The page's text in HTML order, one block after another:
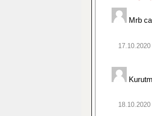
Mrb
17.10.2020
18.10.2020